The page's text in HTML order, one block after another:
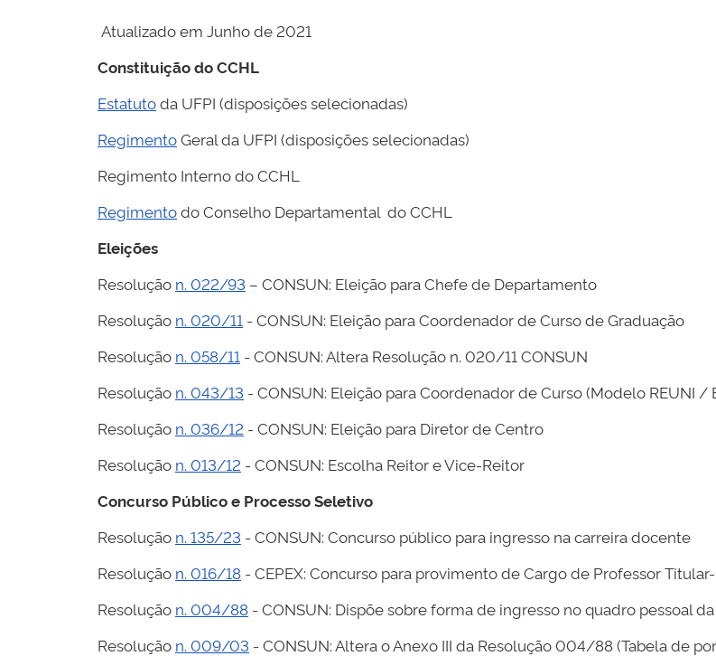
Atualizado em Junho de 2021
Constituição do CCHL
Estatutoda UFPI (disposições selecionadas)
RegimentoGeral da UFPI (disposições selecionadas)
Regimento Interno do CCHL
Regimentodo Conselho Departamental do CCHL
Eleições
Resolução n. 022/93 – CONSUN: Eleição para Chefe de Departamento
Resolução n. 020/11 - CONSUN: Eleição para Coordenador de Curso de Graduação
Resolução n. 058/11 - CONSUN: Altera Resolução n. 020/11 CONSUN
Resolução n. 043/13 - CONSUN: Eleição para Coordenador de Curso (Modelo REUNI /
Resolução n. 036/12 - CONSUN: Eleição para Diretor de Centro
Resolução n. 013/12 - CONSUN: Escolha Reitor e Vice-Reitor
Concurso Público e Processo Seletivo
Resolução n. 135/23 - CONSUN: Concurso público para ingresso na carreira docente
Resolução n. 016/18 - CEPEX: Concurso para provimento de Cargo de Professor
Resolução n. 004/88 - CONSUN: Dispõe sobre forma de ingresso no quadro pessoal da
Resolução n. 009/03 - CONSUN: Altera o Anexo III da Resolução 004/88 (Tabela de